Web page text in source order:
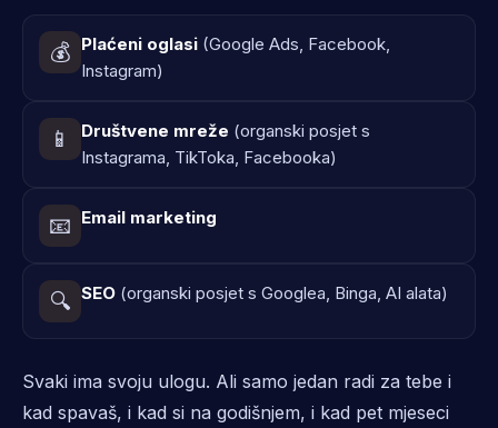
💰 Plaćeni oglasi (Google Ads, Facebook,
Instagram)
📱 Društvene mreže (organski posjet s
Instagrama, TikToka, Facebooka)
📧 Email marketing
🔍 SEO (organski posjet s Googlea, Binga, AI alata)
Svaki ima svoju ulogu. Ali samo jedan radi za tebe i
kad spavaš, i kad si na godišnjem, i kad pet mjeseci